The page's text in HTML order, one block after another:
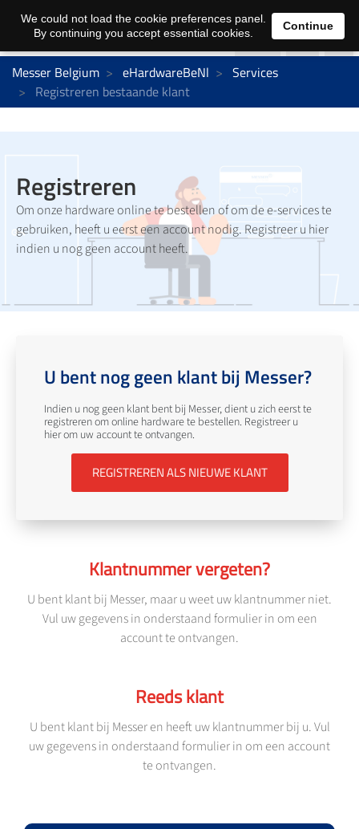
0
Messer Belgium eHardwareBeNl
Services
Registreren bestaande klant
Registreren
Om onze hardware online te bestellen of om de e-services te
gebruiken, heeft u eerst een account nodig. Registreer u hier
indien u nog geen account heeft.
U bent nog geen klant bij Messer?
Indien u nog geen klant bent bij Messer, dient u zich eerst te
registreren om online hardware te bestellen. Registreer u
hier om uw account te ontvangen.
REGISTREREN ALS NIEUWE KLANT
Reeds klant
U bent klant bij Messer en heeft uw klantnummer bij u. Vul
uw gegevens in onderstaand formulier in om een account
te ontvangen.
Klantnummer vergeten?
U bent klant bij Messer, maar u weet uw klantnummer niet.
Vul uw gegevens in onderstaand formulier in om een
account te ontvangen.
We could not load the cookie preferences panel.
By continuing you accept essential cookies.
Continue